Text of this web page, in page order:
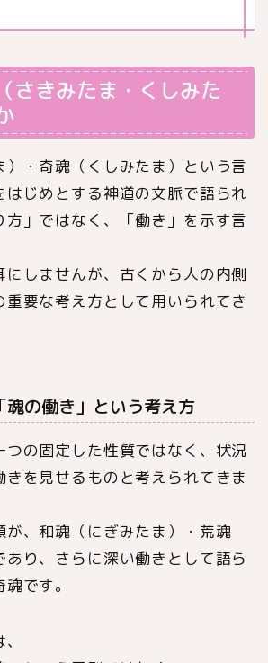
さきみたま・くしみた
）・奇魂（くしみたま）という言
はじめとする神道の文脈で語られ
方」ではなく、「働き」を示す言
しませんが、古くから人の内側
重要な考え方として用いられてき
の働き」という考え方
の固定した性質ではなく、状況
きを見せるものと考えられてきま
が、和魂（にぎみたま）・荒魂
あり、さらに深い働きとして語ら
です。